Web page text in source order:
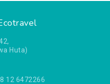
Huta)
12 6472266